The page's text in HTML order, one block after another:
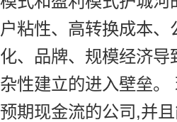
户粘性、高转换成本
化、品牌、规模经济
杂性建立的进入壁垒
预期现金流的公司,并